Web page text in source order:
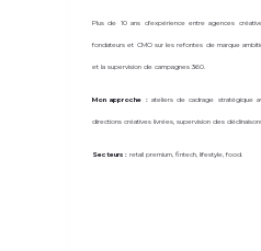
Plus de 10 ans d'expérience entre agences
fondateurs et CMO sur les refontes de marque
et la supervision de campagnes 360.
Mon approche :ateliers de cadrage stratégique
directions créatives livrées, supervision des
Secteurs : retail premium, fintech, lifestyle, food.